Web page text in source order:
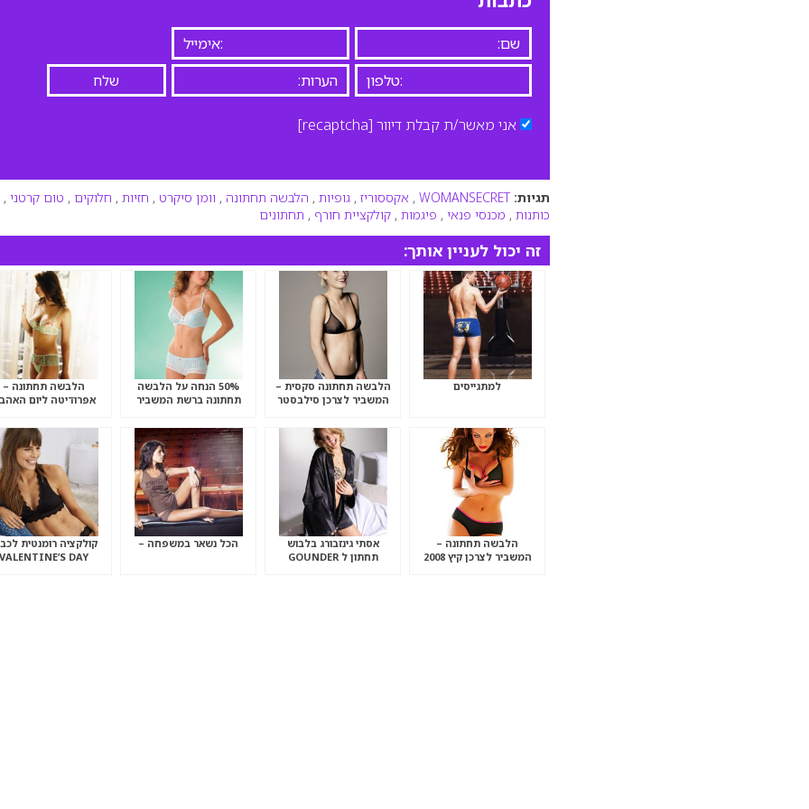
אני מאשר/ת קבלת דיוור [recaptcha]
תגיות: WOMANSECRET
, אקססוריז , גופיות , הלבשה תחתונה , וומן סיקרט , חזיות , חלוקים , טום קרטני ,
כותנות , מכנסי פנאי , פיגמות , קולקציית חורף , תחתונים
זה יכול לעניין אותך:
למתגייסים
הלבשה תחתונה סקסית –
המשביר לצרכן סילבסטר
50% הנחה על הלבשה
תחתונה ברשת המשביר
הלבשה תחתונה –
אפרודיטה ליום
הלבשה תחתונה –
המשביר לצרכן קיץ 2008
אסתי גינזבורג בלבוש
תחתון ל GOUNDER
הכל נשאר במשפחה –
קולקציה רומנטית
VALENTINE’S DAY